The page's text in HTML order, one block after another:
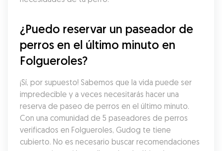
¿Puedo reservar un paseador de
perros en el último minuto en
Folgueroles?
¡Sí, por supuesto! Sabemos que la vida puede ser
impredecible y a veces necesitarás hacer una
reserva de paseo de perros en el último minuto.
Con una comunidad de 5 paseadores de perros
verificados en Folgueroles, Gudog te tiene
cubierto. No es necesario buscar recomendaciones